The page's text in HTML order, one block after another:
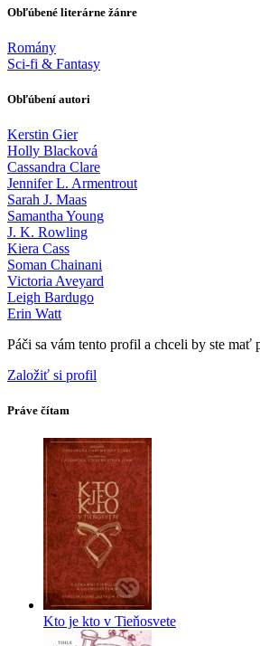
Obľúbené literárne žánre
Romány
Sci-fi & Fantasy
Obľúbení autori
Kerstin Gier
Holly Blacková
Cassandra Clare
Jennifer L. Armentrout
Sarah J. Maas
Samantha Young
J. K. Rowling
Kiera Cass
Soman Chainani
Victoria Aveyard
Leigh Bardugo
Erin Watt
Páči sa vám tento profil a chceli by ste mať
Založiť si profil
Práve čítam
Kto je kto v Tieňosvete